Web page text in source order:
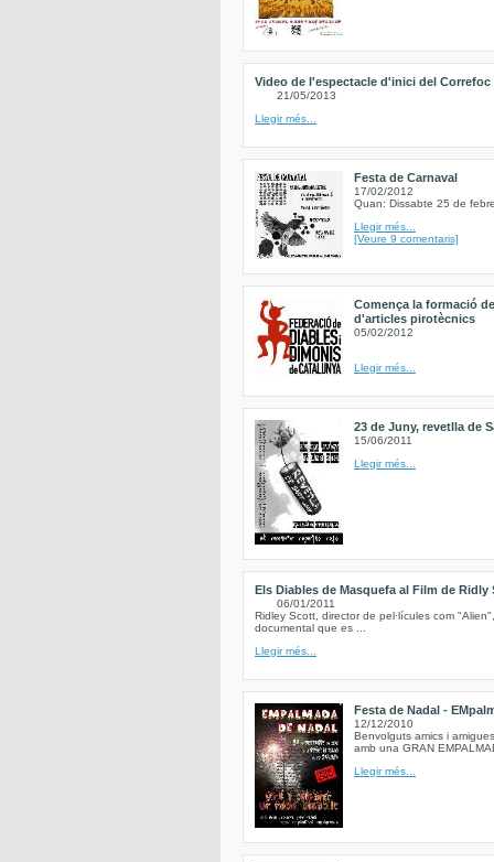
Video de l'espectacle d'inici del Correfoc
21/05/2013
Llegir més...
Festa de Carnaval
17/02/2012
Quan: Dissabte 25 de
Llegir més...
[Veure 9 comentaris]
Comença la formació
d'articles pirotècnics
05/02/2012
Llegir més...
23 de Juny, revetlla de
15/06/2011
Llegir més...
Els Diables de Masquefa al Film de Ridly
06/01/2011
Ridley Scott, director de pel·lícules com
documental que es ...
Llegir més...
Festa de Nadal -
12/12/2010
Benvolguts amics i
amb una GRAN
Llegir més...